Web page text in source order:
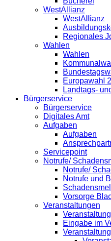
WestAllianz
WestAllianz
Regionales
Wahlen
Wahlen
Europawahl
Landtags-
Bürgerservice
Bürgerservice
Digitales Amt
Aufgaben
Aufgaben
Servicepoint
Notrufe/
Notrufe/
Notrufe und
Vorsorge
Veranstaltungen
Eingabe im